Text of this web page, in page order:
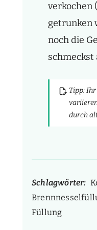
verkochen
getrunken
noch die
schmeckst
Tipp:
durch
Schlagwörter:
Füllung